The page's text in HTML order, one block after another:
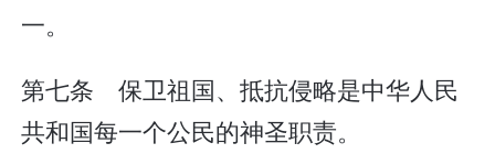
一。
第七条 保卫祖国、抵抗侵略是中华人民
共和国每一个公民的神圣职责。